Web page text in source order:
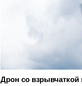
Дрон со